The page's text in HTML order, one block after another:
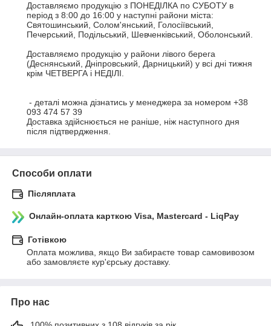
Доставляємо продукцію з ПОНЕДІЛКА по СУБОТУ в
період з 8:00 до 16:00 у наступні райони міста:
Святошинський, Солом'янський, Голосіївський,
Печерський, Подільський, Шевченківський, Оболонський.
Доставляємо продукцію у райони лівого берега
(Деснянський, Дніпровський, Дарницький) у всі дні тижня
крім ЧЕТВЕРГА і НЕДІЛІ.
093 474 57 39
Доставка здійснюється не раніше, ніж наступного дня
після підтвердження.
Способи оплати
Післяплата
Онлайн-оплата карткою Visa, Mastercard - LiqPay
Готівкою
Оплата можлива, якщо Ви забираєте товар самовивозом
або замовляєте кур'єрську доставку.
Про нас